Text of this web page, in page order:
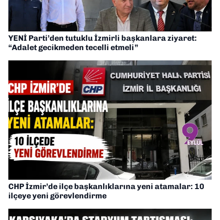
YENİ Parti’den tutuklu İzmirli başkanlara ziyaret:
“Adalet gecikmeden tecelli etmeli”
CHP İzmir’de ilçe başkanlıklarına yeni atamalar: 10
ilçeye yeni görevlendirme